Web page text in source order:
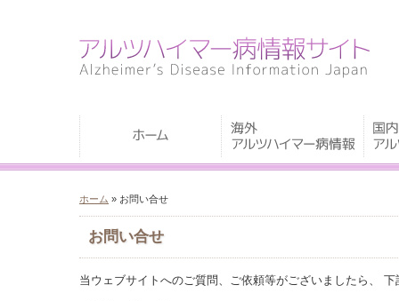
ホーム » お問い合せ
お問い合せ
当ウェブサイトへのご質問、ご依頼等がございましたら、